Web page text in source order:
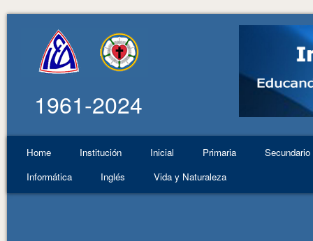
1961-2024
Home Institución Inicial Primaria
Secundario
Informática
Inglés Vida y Naturaleza